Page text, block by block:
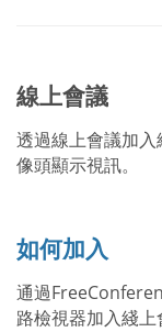
線上會議
透過線上會議加
像頭顯示視訊。
如何加入
通過
路檢視器加入綫上